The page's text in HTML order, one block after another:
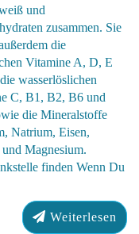
und
zusammen. Sie
die
Vitamine A, D, E
wasserlöslichen
C, B1, B2, B6 und
die Mineralstoffe
Natrium, Eisen,
Magnesium.
finden Wenn Du
Weiterlesen